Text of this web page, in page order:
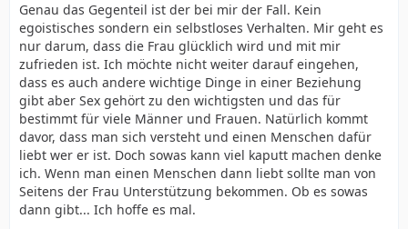
Genau das Gegenteil ist der bei mir der Fall. Kein
egoistisches sondern ein selbstloses Verhalten. Mir geht es
nur darum, dass die Frau glücklich wird und mit mir
zufrieden ist. Ich möchte nicht weiter darauf eingehen,
dass es auch andere wichtige Dinge in einer Beziehung
gibt aber Sex gehört zu den wichtigsten und das für
bestimmt für viele Männer und Frauen. Natürlich kommt
davor, dass man sich versteht und einen Menschen dafür
liebt wer er ist. Doch sowas kann viel kaputt machen denke
ich. Wenn man einen Menschen dann liebt sollte man von
Seitens der Frau Unterstützung bekommen. Ob es sowas
dann gibt... Ich hoffe es mal.